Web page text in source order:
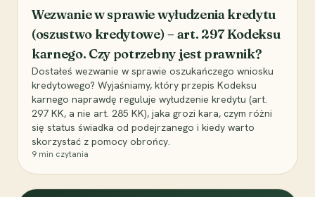
Wezwanie w sprawie wyłudzenia kredytu
(oszustwo kredytowe) – art. 297 Kodeksu
karnego. Czy potrzebny jest prawnik?
Dostałeś wezwanie w sprawie oszukańczego wniosku
kredytowego? Wyjaśniamy, który przepis Kodeksu
karnego naprawdę reguluje wyłudzenie kredytu (art.
297 KK, a nie art. 285 KK), jaka grozi kara, czym różni
się status świadka od podejrzanego i kiedy warto
skorzystać z pomocy obrońcy.
9 min czytania